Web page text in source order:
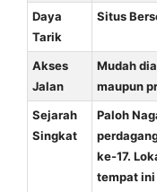
Daya
Tarik
Situs
Akses
Jalan
Mudah
maupun
Sejarah
Singkat
Paloh
ke-17.
tempat ini